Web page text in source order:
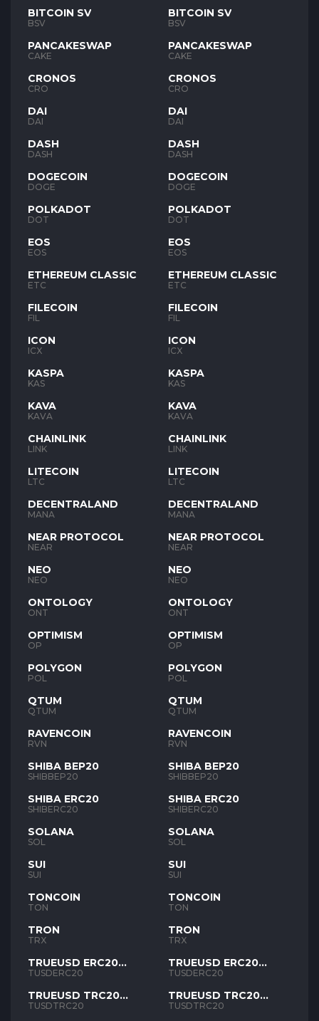
BITCOIN SV
BSV
PANCAKESWAP
CAKE
CRONOS
CRO
DAI
DAI
DASH
DASH
DOGECOIN
DOGE
POLKADOT
DOT
EOS
EOS
ETHEREUM CLASSIC
ETC
FILECOIN
FIL
ICON
ICX
KASPA
KAS
KAVA
KAVA
CHAINLINK
LINK
LITECOIN
LTC
DECENTRALAND
MANA
NEAR PROTOCOL
NEAR
NEO
NEO
ONTOLOGY
ONT
OPTIMISM
OP
POLYGON
POL
QTUM
QTUM
RAVENCOIN
RVN
SHIBA BEP20
SHIBBEP20
SHIBA ERC20
SHIBERC20
SOLANA
SOL
SUI
SUI
TONCOIN
TON
TRON
TRX
TRUEUSD ERC20
TUSD
TUSDERC20
TRUEUSD TRC20
TUSD
TUSDTRC20
BITCOIN SV
BSV
PANCAKESWAP
CAKE
CRONOS
CRO
DAI
DAI
DASH
DASH
DOGECOIN
DOGE
POLKADOT
DOT
EOS
EOS
ETHEREUM CLASSIC
ETC
FILECOIN
FIL
ICON
ICX
KASPA
KAS
KAVA
KAVA
CHAINLINK
LINK
LITECOIN
LTC
DECENTRALAND
MANA
NEAR PROTOCOL
NEAR
NEO
NEO
ONTOLOGY
ONT
OPTIMISM
OP
POLYGON
POL
QTUM
QTUM
RAVENCOIN
RVN
SHIBA BEP20
SHIBBEP20
SHIBA ERC20
SHIBERC20
SOLANA
SOL
SUI
SUI
TONCOIN
TON
TRON
TRX
TRUEUSD ERC20
TUSD
TUSDERC20
TRUEUSD TRC20
TUSD
TUSDTRC20